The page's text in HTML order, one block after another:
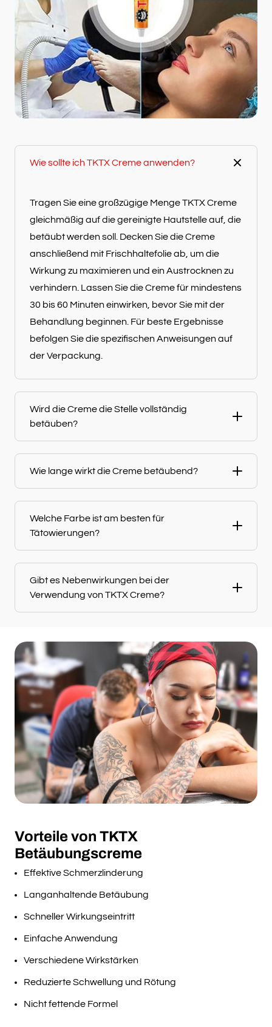
Wie sollte ich TKTX Creme anwenden?
Tragen Sie eine großzügige Menge TKTX Creme
gleichmäßig auf die gereinigte Hautstelle auf, die
betäubt werden soll. Decken Sie die Creme
anschließend mit Frischhaltefolie ab, um die
Wirkung zu maximieren und ein Austrocknen zu
verhindern. Lassen Sie die Creme für mindestens
30 bis 60 Minuten einwirken, bevor Sie mit der
Behandlung beginnen. Für beste Ergebnisse
befolgen Sie die spezifischen Anweisungen auf
der Verpackung.
Wird die Creme die Stelle vollständig
betäuben?
Wie lange wirkt die Creme betäubend?
Welche Farbe ist am besten für
Tätowierungen?
Gibt es Nebenwirkungen bei der
Verwendung von TKTX Creme?
Vorteile von TKTX
Betäubungscreme
Effektive Schmerzlinderung
Langanhaltende Betäubung
Schneller Wirkungseintritt
Einfache Anwendung
Verschiedene Wirkstärken
Reduzierte Schwellung und Rötung
Nicht fettende Formel